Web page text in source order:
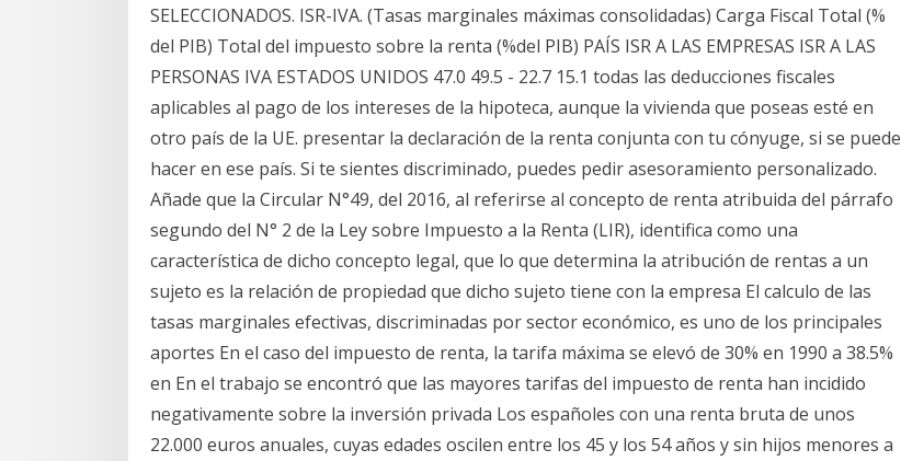
SELECCIONADOS. ISR-IVA. (Tasas marginales máximas consolidadas) Carga Fiscal Total (%
del PIB) Total del impuesto sobre la renta (%del PIB) PAÍS ISR A LAS EMPRESAS ISR A LAS
PERSONAS IVA ESTADOS UNIDOS 47.0 49.5 - 22.7 15.1 todas las deducciones fiscales
aplicables al pago de los intereses de la hipoteca, aunque la vivienda que poseas esté en
otro país de la UE. presentar la declaración de la renta conjunta con tu cónyuge, si se puede
hacer en ese país. Si te sientes discriminado, puedes pedir asesoramiento personalizado.
Añade que la Circular N°49, del 2016, al referirse al concepto de renta atribuida del párrafo
segundo del N° 2 de la Ley sobre Impuesto a la Renta (LIR), identifica como una
característica de dicho concepto legal, que lo que determina la atribución de rentas a un
sujeto es la relación de propiedad que dicho sujeto tiene con la empresa El calculo de las
tasas marginales efectivas, discriminadas por sector económico, es uno de los principales
aportes En el caso del impuesto de renta, la tarifa máxima se elevó de 30% en 1990 a 38.5%
en En el trabajo se encontró que las mayores tarifas del impuesto de renta han incidido
negativamente sobre la inversión privada Los españoles con una renta bruta de unos
22.000 euros anuales, cuyas edades oscilen entre los 45 y los 54 años y sin hijos menores a